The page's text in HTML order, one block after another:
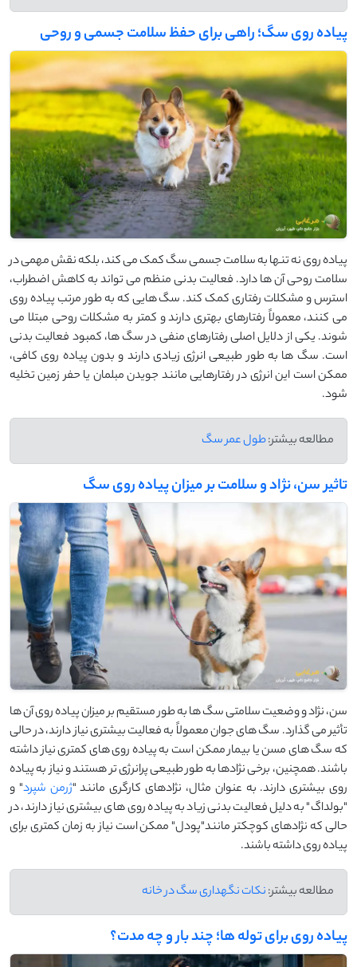
پیاده‌ روی سگ؛ راهی برای حفظ سلامت جسمی و روحی
پیاده ‌روی نه تنها به سلامت جسمی سگ کمک می‌ کند، بلکه نقش مهمی در
سلامت روحی آن‌ ها دارد. فعالیت بدنی منظم می‌ تواند به کاهش اضطراب،
استرس و مشکلات رفتاری کمک کند. سگ ‌هایی که به طور مرتب پیاده‌ روی
می ‌کنند، معمولاً رفتارهای بهتری دارند و کمتر به مشکلات روحی مبتلا می
‌شوند. یکی از دلایل اصلی رفتارهای منفی در سگ‌ ها، کمبود فعالیت بدنی
است. سگ ‌ها به طور طبیعی انرژی زیادی دارند و بدون پیاده ‌روی کافی،
ممکن است این انرژی در رفتارهایی مانند جویدن مبلمان یا حفر زمین تخلیه
شود.
مطالعه بیشتر:طول عمر سگ
تاثیر سن، نژاد و سلامت بر میزان پیاده ‌روی سگ
سن، نژاد و وضعیت سلامتی سگ‌ ها به طور مستقیم بر میزان پیاده ‌روی آن ‌ها
تأثیر می ‌گذارد. سگ ‌های جوان معمولاً به فعالیت بیشتری نیاز دارند، در حالی
که سگ ‌های مسن یا بیمار ممکن است به پیاده‌ روی‌ های کمتری نیاز داشته
باشند. همچنین، برخی نژادها به طور طبیعی پرانرژی‌ تر هستند و نیاز به پیاده‌
روی بیشتری دارند. به عنوان مثال، نژادهای کارگری مانند "ژرمن شپرد" و
"بولداگ" به دلیل فعالیت بدنی زیاد به پیاده ‌روی‌ های بیشتری نیاز دارند، در
حالی که نژادهای کوچکتر مانند"پودل" ممکن است نیاز به زمان کمتری برای
پیاده‌ روی داشته باشند.
مطالعه بیشتر:نکات نگهداری سگ در خانه
پیاده ‌روی برای توله‌ ها؛ چند بار و چه مدت؟